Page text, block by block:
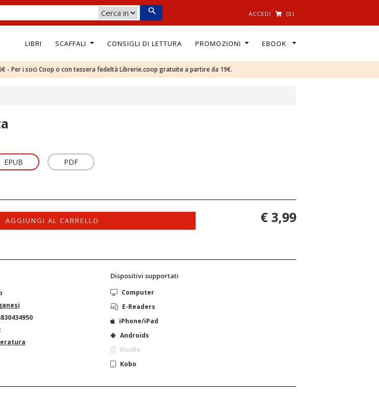
ACCEDI (0)
LIBRI SCAFFALI CONSIGLI DI LETTURA PROMOZIONI EBOOK
- Per i soci Coop o con tessera fedeltà Librerie.coop gratuite a partire da 19€.
EPUB PDF
AGGIUNGI AL CARRELLO € 3,99
Dispositivi supportati
Computer
E-Readers
iPhone/iPad
Androids
Kindle
Kobo